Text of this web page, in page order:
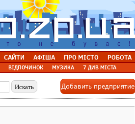
САЙТИ АФІША ПРО МІСТО РОБОТА
ВІДПОЧИНОК МУЗИКА 7 ДИВ МІСТА
Добавить предприятие